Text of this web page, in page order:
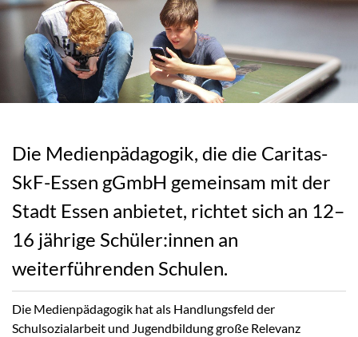
Die Medienpädagogik, die die Caritas-
SkF-Essen gGmbH gemeinsam mit der
Stadt Essen anbietet, richtet sich an 12–
16 jährige Schüler:innen an
weiterführenden Schulen.
Die Medienpädagogik hat als Handlungsfeld der
Schulsozialarbeit und Jugendbildung große Relevanz